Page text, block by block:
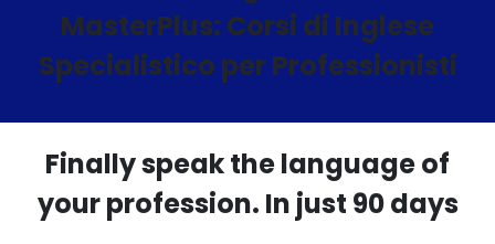
MasterPlus: Corsi di Inglese
Specialistico per Professionisti
Finally speak the language of
your profession. In just 90 days